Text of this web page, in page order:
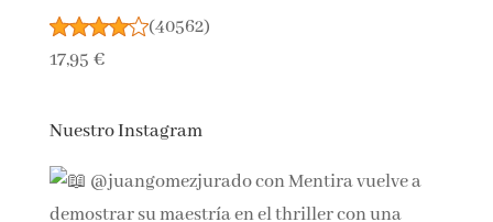
El crimen del verano. El cuaderno vacacional de
40562
17,95 €